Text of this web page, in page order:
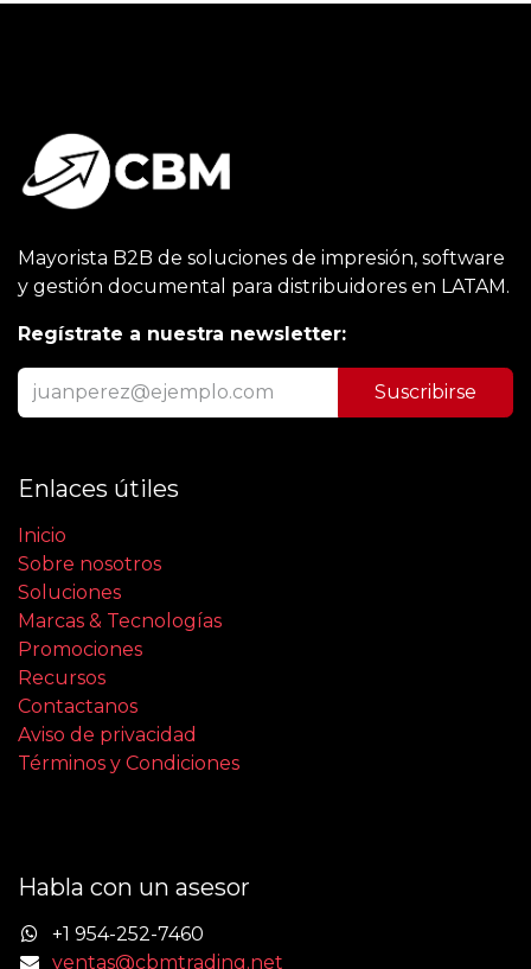
Mayorista B2B de soluciones de impresión, software
y gestión documental para distribuidores en LATAM.
Regístrate a nuestra newsletter:
Suscribirse
Enlaces útiles
Inicio
Sobre nosotros
Soluciones
Marcas & Tecnologías
Promociones
Recursos
Contactanos
Aviso de privacidad
Términos y Condiciones
Habla con un asesor
+1 954-252-7460
ventas@cbmtrading.net